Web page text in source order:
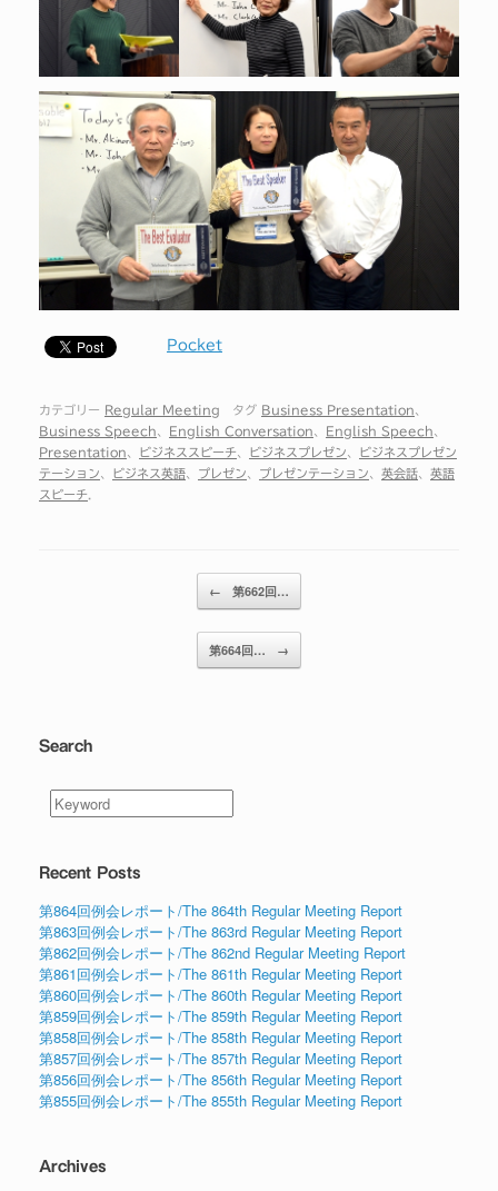
Pocket
カテゴリー Regular Meeting タグ Business Presentation
Business Speech
English Conversation English Speech
Presentation
ビジネススピーチ ビジネスプレゼン
ビジネスプレゼン
テーション
ビジネス英語 プレゼン プレゼンテーション 英会話
英語
スピーチ
← 第662回…
第664回… →
Search
Recent Posts
第864回例会レポート/The 864th Regular Meeting Report
第863回例会レポート/The 863rd Regular Meeting Report
第862回例会レポート/The 862nd Regular Meeting Report
第861回例会レポート/The 861th Regular Meeting Report
第860回例会レポート/The 860th Regular Meeting Report
第859回例会レポート/The 859th Regular Meeting Report
第858回例会レポート/The 858th Regular Meeting Report
第857回例会レポート/The 857th Regular Meeting Report
第856回例会レポート/The 856th Regular Meeting Report
第855回例会レポート/The 855th Regular Meeting Report
Archives